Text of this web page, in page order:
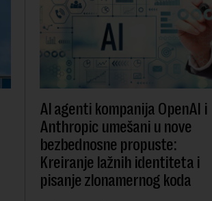
AI agenti kompanija OpenAI i
Anthropic umešani u nove
bezbednosne propuste:
Kreiranje lažnih identiteta i
pisanje zlonamernog koda